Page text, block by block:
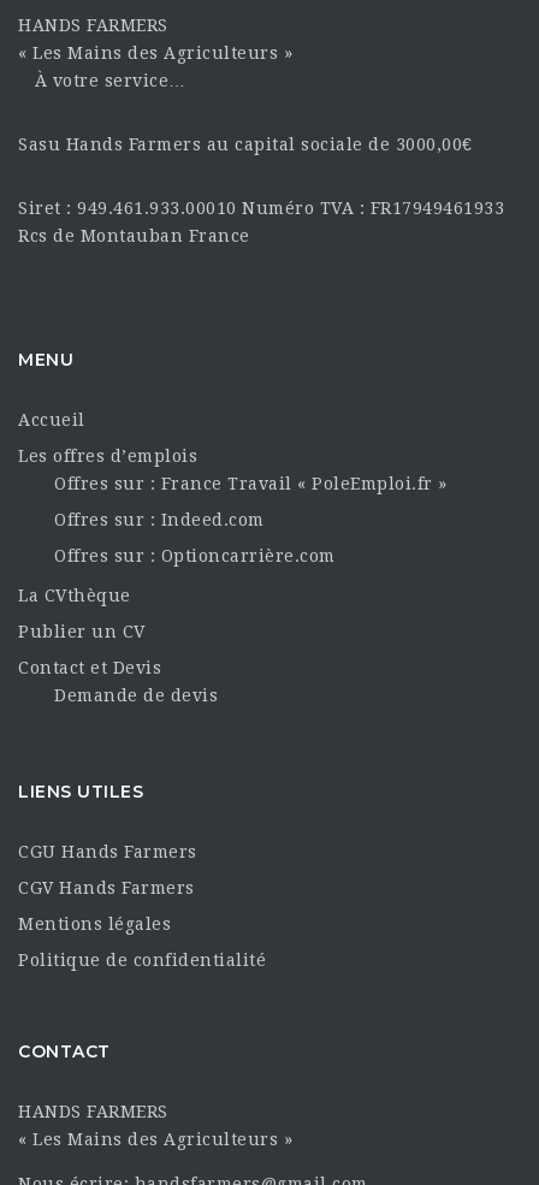
HANDS FARMERS
« Les Mains des Agriculteurs »
À votre service…
Sasu Hands Farmers au capital sociale de 3000,00€
Siret : 949.461.933.00010 Numéro TVA : FR17949461933
Rcs de Montauban France
MENU
Accueil
Les offres d’emplois
Offres sur : France Travail « PoleEmploi.fr »
Offres sur : Indeed.com
Offres sur : Optioncarrière.com
La CVthèque
Publier un CV
Contact et Devis
Demande de devis
LIENS UTILES
CGU Hands Farmers
CGV Hands Farmers
Mentions légales
Politique de confidentialité
CONTACT
HANDS FARMERS
« Les Mains des Agriculteurs »